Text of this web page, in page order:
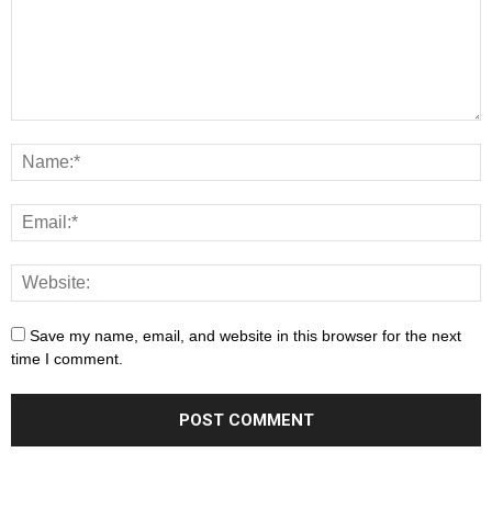
Save my name, email, and website in this browser for the next
time I comment.